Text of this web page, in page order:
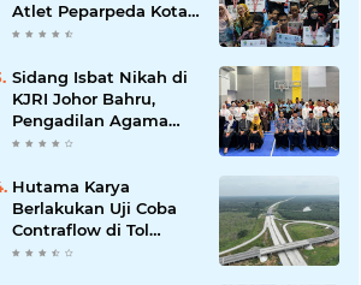
Atlet Peparpeda Kota
Bekasi
Sidang Isbat Nikah di
KJRI Johor Bahru,
Pengadilan Agama
Jakarta Pusat
Permohonan
Hutama Karya
Berlakukan Uji Coba
Contraflow di Tol
Binjai–Langsa Mulai 6